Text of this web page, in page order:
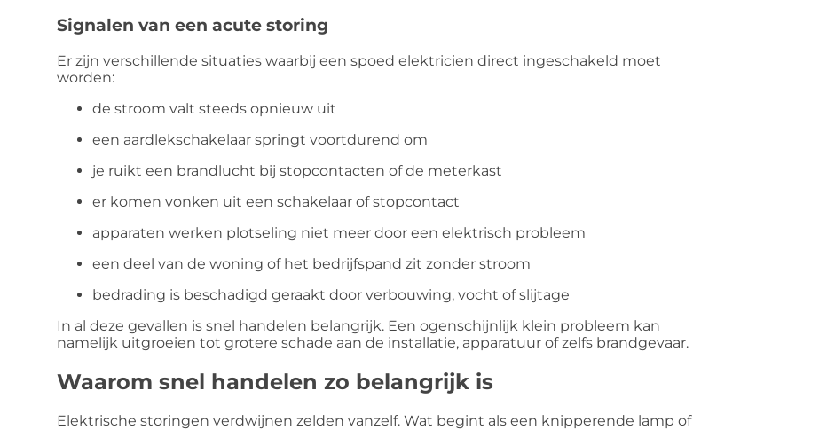
Signalen van een acute storing
Er zijn verschillende situaties waarbij een spoed elektricien direct ingeschakeld moet
worden:
de stroom valt steeds opnieuw uit
een aardlekschakelaar springt voortdurend om
je ruikt een brandlucht bij stopcontacten of de meterkast
er komen vonken uit een schakelaar of stopcontact
apparaten werken plotseling niet meer door een elektrisch probleem
een deel van de woning of het bedrijfspand zit zonder stroom
bedrading is beschadigd geraakt door verbouwing, vocht of slijtage
In al deze gevallen is snel handelen belangrijk. Een ogenschijnlijk klein probleem kan
namelijk uitgroeien tot grotere schade aan de installatie, apparatuur of zelfs brandgevaar.
Waarom snel handelen zo belangrijk is
Elektrische storingen verdwijnen zelden vanzelf. Wat begint als een knipperende lamp of